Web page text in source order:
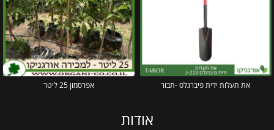
את תעלות ידית פיברגלס -תבור אפרסמון 25 ליטר
אודות